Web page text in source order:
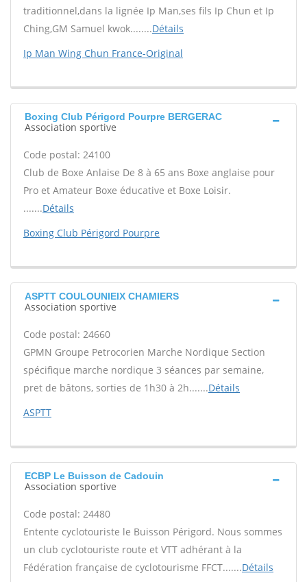
traditionnel,dans la lignée Ip Man,ses fils Ip Chun et Ip
Ching,GM Samuel kwok........Détails
Ip Man Wing Chun France-Original
Boxing Club Périgord Pourpre BERGERAC
Association sportive
Code postal: 24100
Club de Boxe Anlaise De 8 à 65 ans Boxe anglaise pour
Pro et Amateur Boxe éducative et Boxe Loisir.
.......Détails
Boxing Club Périgord Pourpre
ASPTT COULOUNIEIX CHAMIERS
Association sportive
Code postal: 24660
GPMN Groupe Petrocorien Marche Nordique Section
spécifique marche nordique 3 séances par semaine,
pret de bâtons, sorties de 1h30 à 2h.......Détails
ASPTT
ECBP Le Buisson de Cadouin
Association sportive
Code postal: 24480
Entente cyclotouriste le Buisson Périgord. Nous sommes
un club cyclotouriste route et VTT adhérant à la
Fédération française de cyclotourisme FFCT.......Détails